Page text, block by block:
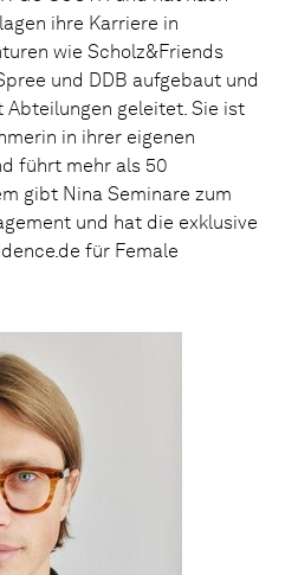
ihre Karriere in
wie Scholz&Friends
und DDB aufgebaut und
Abteilungen geleitet. Sie ist
in ihrer eigenen
führt mehr als 50
gibt Nina Seminare zum
und hat die exklusive
für Female